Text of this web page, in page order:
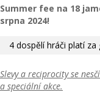
Summer fee na 18
srpna 2024!
4 dospělí hráči platí
Slevy a reciprocity se
a speciální akce.